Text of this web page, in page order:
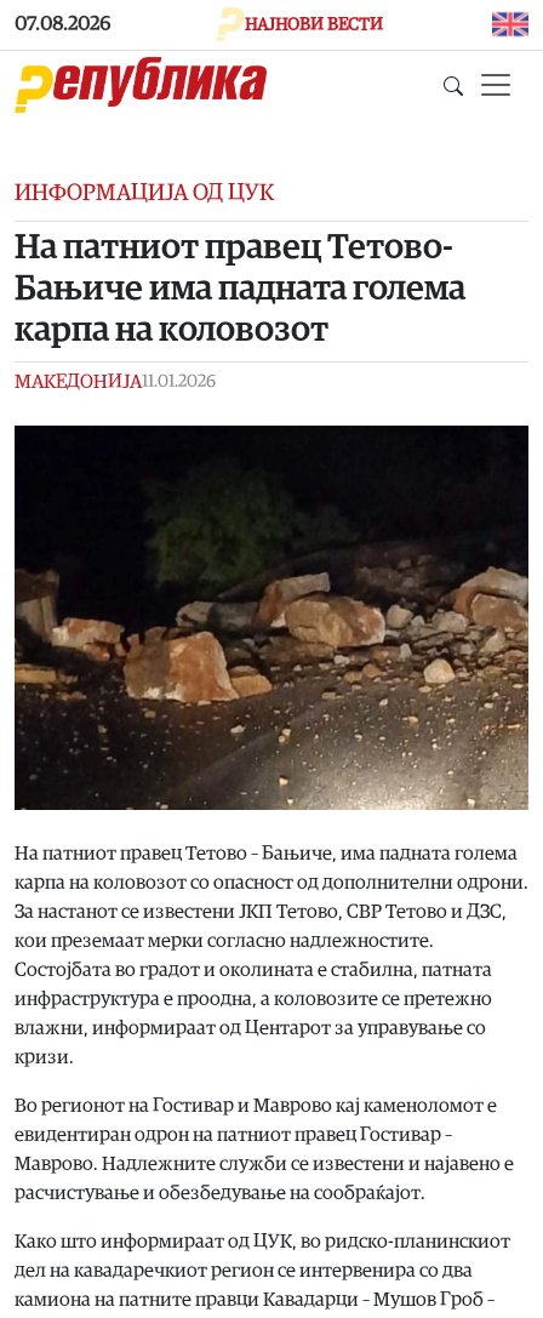
Skip to main content
07.08.2026 НАЈНОВИ ВЕСТИ
ИНФОРМАЦИЈА ОД ЦУК
На патниот правец Тетово-
Бањиче има падната голема
карпа на коловозот
МАКЕДОНИЈА11.01.2026
На патниот правец Тетово – Бањиче, има падната голема
карпа на коловозот со опасност од дополнителни одрони.
За настанот се известени ЈКП Тетово, СВР Тетово и ДЗС,
кои преземаат мерки согласно надлежностите.
Состојбата во градот и околината е стабилна, патната
инфраструктура е проодна, а коловозите се претежно
влажни, информираат од Центарот за управување со
кризи.
Во регионот на Гостивар и Маврово кај каменоломот е
евидентиран одрон на патниот правец Гостивар –
Маврово. Надлежните служби се известени и најавено е
расчистување и обезбедување на сообраќајот.
Како што информираат од ЦУК, во ридско-планинскиот
дел на кавадаречкиот регион се интервенира со два
камиона на патните правци Кавадарци – Мушов Гроб –